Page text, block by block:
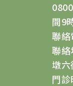
間9
聯
聯絡
墩
門診